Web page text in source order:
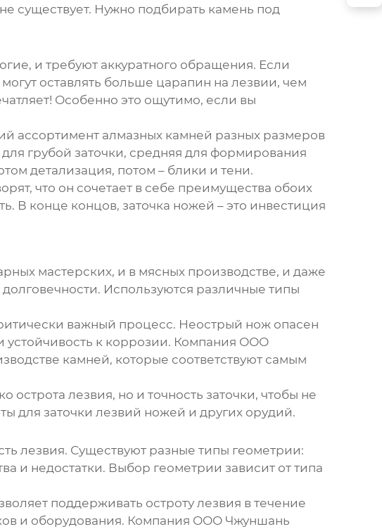
существует. Нужно подбирать камень под
и требуют аккуратного обращения. Если
оставлять больше царапин на лезвии, чем
Особенно это ощутимо, если вы
ассортимент алмазных камней разных размеров
грубой заточки, средняя для формирования
детализация, потом – блики и тени.
что он сочетает в себе преимущества обоих
В конце концов, заточка ножей – это инвестиция
мастерских, и в мясных производстве, и даже
Используются различные типы
важный процесс. Неострый нож опасен
устойчивость к коррозии. Компания ООО
камней, которые соответствуют самым
лезвия, но и точность заточки, чтобы не
для заточки лезвий ножей и других орудий.
лезвия. Существуют разные типы геометрии:
и недостатки. Выбор геометрии зависит от типа
поддерживать остроту лезвия в течение
и оборудования. Компания ООО Чжуншань